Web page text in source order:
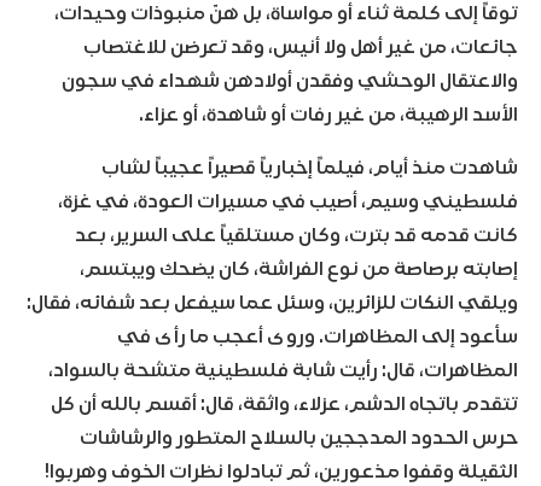
توقاً إلى كلمة ثناء أو مواساة، بل هنّ منبوذات وحيدات،
جائعات، من غير أهل ولا أنيس، وقد تعرضن للاغتصاب
والاعتقال الوحشي وفقدن أولادهن شهداء في سجون
الأسد الرهيبة، من غير رفات أو شاهدة، أو عزاء.
شاهدت منذ أيام، فيلماً إخبارياً قصيراً عجيباً لشاب
فلسطيني وسيم، أصيب في مسيرات العودة، في غزة،
كانت قدمه قد بترت، وكان مستلقياً على السرير، بعد
إصابته برصاصة من نوع الفراشة، كان يضحك ويبتسم،
ويلقي النكات للزائرين، وسئل عما سيفعل بعد شفائه، فقال:
سأعود إلى المظاهرات. وروى أعجب ما رأى في
المظاهرات، قال: رأيت شابة فلسطينية متشحة بالسواد،
تتقدم باتجاه الدشم، عزلاء، واثقة، قال: أقسم بالله أن كل
حرس الحدود المدججين بالسلاح المتطور والرشاشات
الثقيلة وقفوا مذعورين، ثم تبادلوا نظرات الخوف وهربوا!